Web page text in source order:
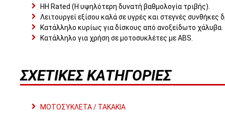
HH Rated (Η υψηλότερη δυνατή βαθμολογία τριβής).
Λειτουργεί εξίσου καλά σε υγρές και στεγνές συνθήκες
Κατάλληλο κυρίως για δίσκους από ανοξείδωτο χάλυβα.
Κατάλληλο για χρήση σε μοτοσυκλέτες με ABS.
ΣΧΕΤΙΚΈΣ ΚΑΤΗΓΟΡΊΕΣ
ΜΟΤΟΣΥΚΛΕΤΑ / ΤΑΚΑΚΙΑ